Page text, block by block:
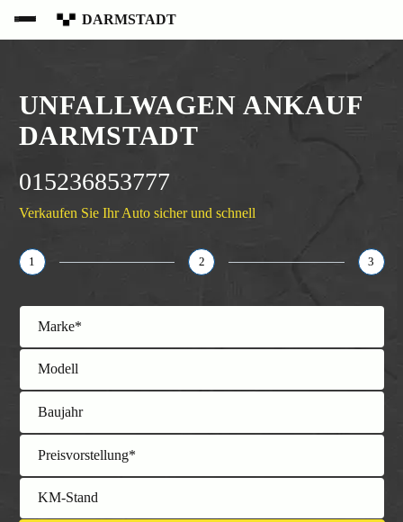
DARMSTADT
UNFALLWAGEN ANKAUF
DARMSTADT
015236853777
Verkaufen Sie Ihr Auto sicher und schnell
1 2 3
Marke*
Modell
Baujahr
Preisvorstellung*
KM-Stand